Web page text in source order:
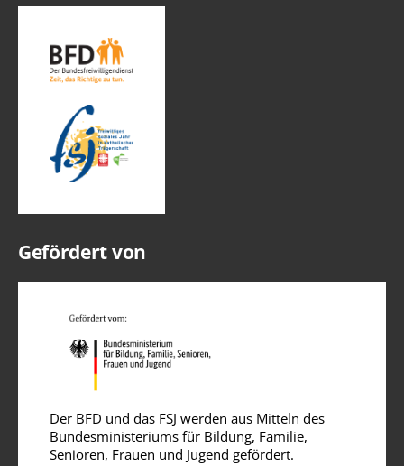
Gefördert von
Der BFD und das FSJ werden aus Mitteln des
Bundesministeriums für Bildung, Familie,
Senioren, Frauen und Jugend gefördert.